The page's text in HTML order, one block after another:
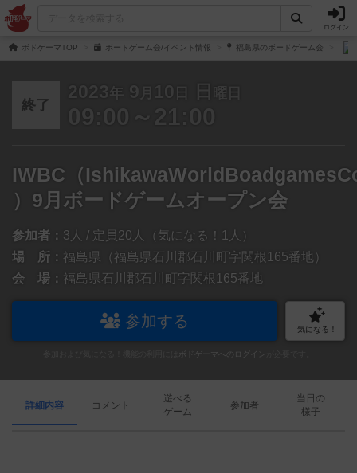
ログイン
ボドゲーマTOP ボードゲーム会/イベント情報 福島県のボードゲーム会
終了
2023年 9 月 10 日 日 曜日
09:00～21:00
IWBC（
）9月ボードゲームオープン会
参加者： 3人 / 定員20人（気になる！1人）
場 所： 福島県（福島県石川郡石川町字関根165番地）
会 場： 福島県石川郡石川町字関根165番地
参加する 気になる！
ボドゲーマへのログイン
詳細内容 コメント
遊べる
ゲーム
参加者
当日の
様子